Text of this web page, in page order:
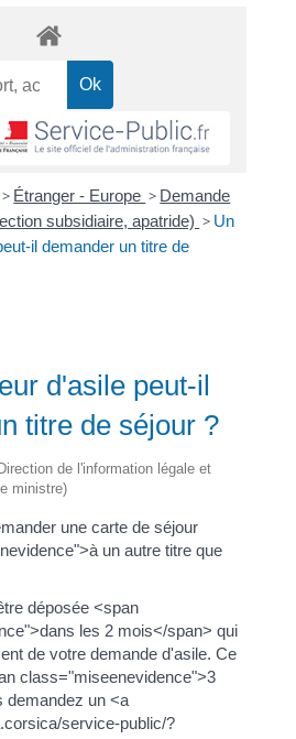
> Étranger - Europe > Demande
subsidiaire, apatride) > Un
il demander un titre de
d'asile peut-il
titre de séjour ?
de l'information légale et
ministre)
une carte de séjour
un autre titre que
déposée <span
les 2 mois</span> qui
de votre demande d'asile. Ce
class="miseenevidence">3
demandez un <a
service-public/?